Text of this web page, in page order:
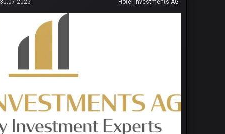
30.07.2025 Hotel Investments AG